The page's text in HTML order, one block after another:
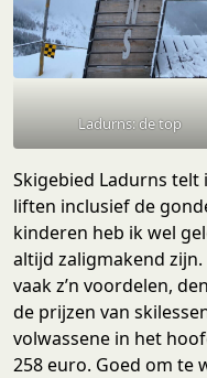
Ladurns: de top
Skigebied Ladurns telt
liften inclusief de
kinderen heb ik wel
altijd zaligmakend
vaak z’n voordelen,
de prijzen van
volwassene in het
258 euro. Goed om te